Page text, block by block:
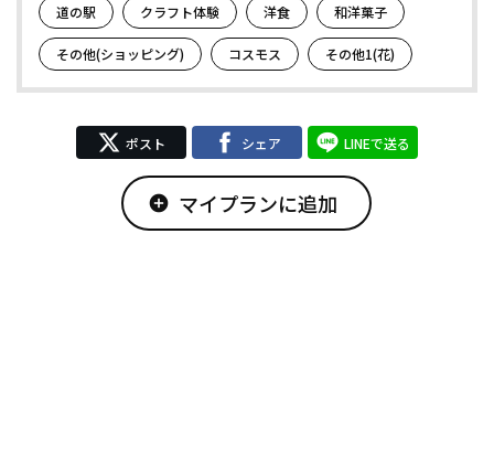
道の駅 クラフト体験 洋食 和洋菓子
その他(ショッピング) コスモス その他1(花)
ポスト シェア LINEで送る
add_circle マイプランに追加